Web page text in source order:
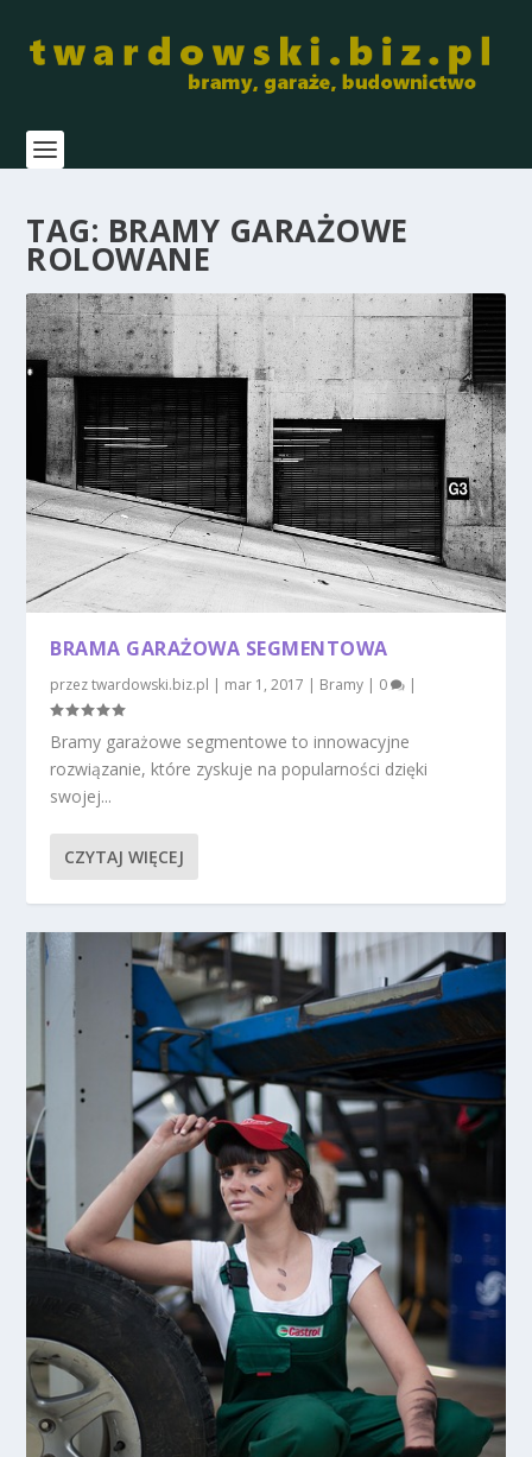
TAG: BRAMY GARAŻOWE
ROLOWANE
BRAMA GARAŻOWA SEGMENTOWA
przeztwardowski.biz.pl | mar 1, 2017 | Bramy | 0 |
Bramy garażowe segmentowe to innowacyjne
rozwiązanie, które zyskuje na popularności dzięki
swojej...
CZYTAJ WIĘCEJ